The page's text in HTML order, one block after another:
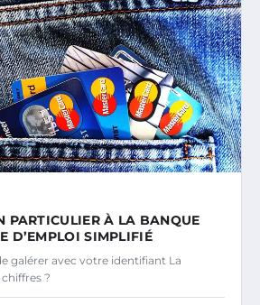
PARTICULIER À LA BANQUE
D’EMPLOI SIMPLIFIÉ
galérer avec votre identifiant La
?